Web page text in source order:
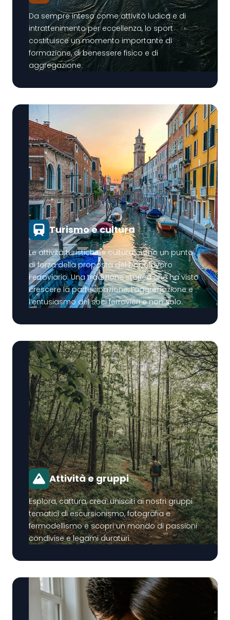
Da sempre inteso come attività ludica e di
intrattenimento per eccellenza, lo sport
costituisce un momento importante di
formazione, di benessere fisico e di
aggregazione.
Turismo e cultura
Le attività turistiche e culturali sono un punto
di forza della proposta del Dopolavoro
Ferroviario. Una tradizione storica che ha visto
crescere la partecipazione, l’aggregazione e
l’entusiasmo dei soci ferrovieri e non solo.
Attività e gruppi
Esplora, cattura, crea: unisciti ai nostri gruppi
tematici di escursionismo, fotografia e
fermodellismo e scopri un mondo di passioni
condivise e legami duraturi.